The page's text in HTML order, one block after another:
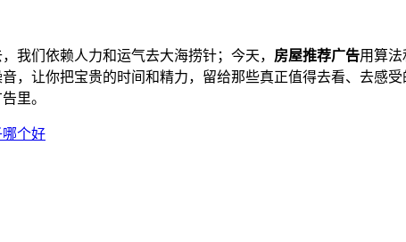
我们依赖人力和运气去大海捞针；今天， 房屋推荐广告用算
，让你把宝贵的时间和精力，留给那些真正值得去看、去感
里。
个好